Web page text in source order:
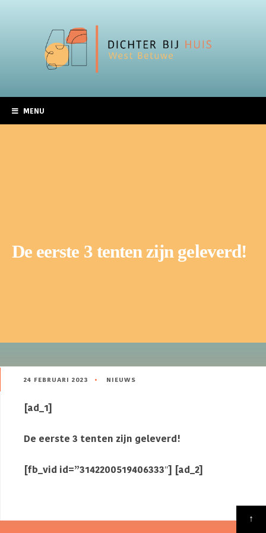
MENU
De eerste 3 tenten zijn geleverd!
24 FEBRUARI 2023 • NIEUWS
[ad_1]
De eerste 3 tenten zijn geleverd!
[fb_vid id=”3142200519406333″] [ad_2]
↑